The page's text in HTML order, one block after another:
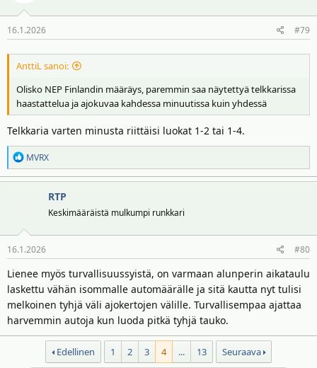
o
t
16.1.2026 #79
AnttiL sanoi:
Olisko NEP Finlandin määräys, paremmin saa näytettyä telkkarissa
haastattelua ja ajokuvaa kahdessa minuutissa kuin yhdessä
Telkkaria varten minusta riittäisi luokat 1-2 tai 1-4.
R
e
a
o
t
MVRX
RTP
Keskimääräistä mulkumpi runkkari
16.1.2026 #80
Lienee myös turvallisuussyistä, on varmaan alunperin aikataulu
laskettu vähän isommalle automäärälle ja sitä kautta nyt tulisi
melkoinen tyhjä väli ajokertojen välille. Turvallisempaa ajattaa
harvemmin autoja kun luoda pitkä tyhjä tauko.
Edellinen 1 2 3 4 ... 13 Seuraava